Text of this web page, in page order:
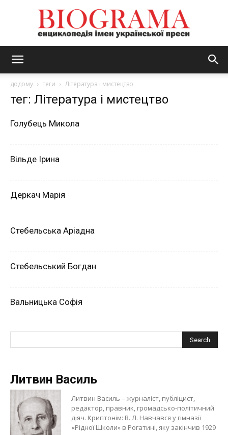
додому теги Література і мистецтво
тег: Література і мистецтво
Голубець Микола
Вільде Ірина
Деркач Марія
Стебельська Аріадна
Стебельський Богдан
Вальницька Софія
Литвин Василь
Литвин Василь – журналіст, публіцист,
редактор, правник, громадсько-політичний
діяч. Криптонім: В. Л. Навчався у гімназії
«Рідної Школи» в Рогатині, яку закінчив 1929